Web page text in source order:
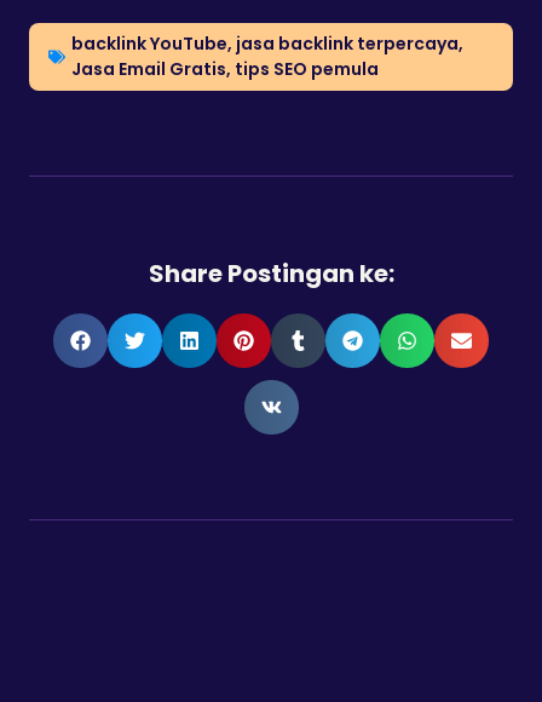
backlink YouTube, jasa backlink terpercaya,
Jasa Email Gratis, tips SEO pemula
Share Postingan ke: